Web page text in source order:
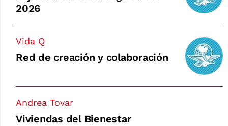
2026
Vida Q
Red de creación y colaboración
Andrea Tovar
Viviendas del Bienestar